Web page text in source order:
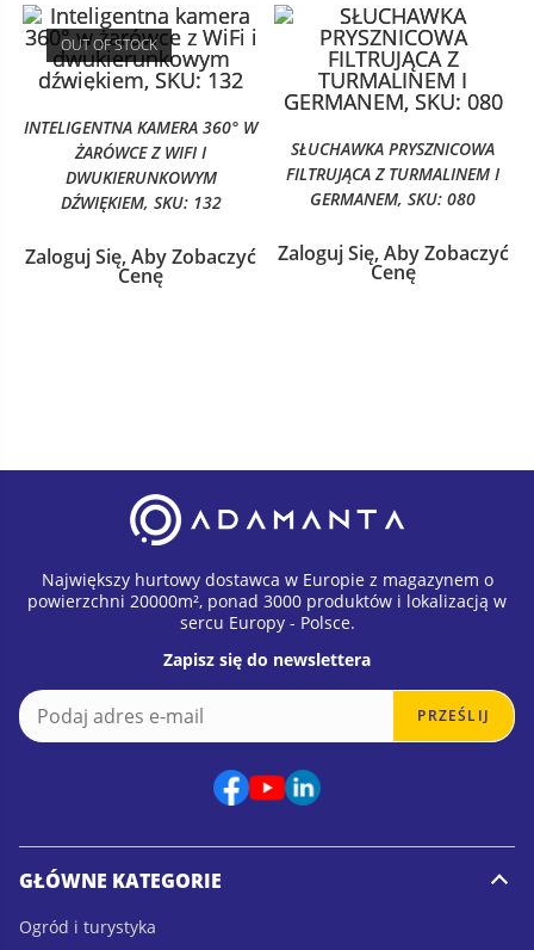
OUT OF STOCK
INTELIGENTNA KAMERA 360° W
ŻARÓWCE Z WIFI I
DWUKIERUNKOWYM
DŹWIĘKIEM, SKU: 132
Zaloguj Się, Aby Zobaczyć
Cenę
SŁUCHAWKA PRYSZNICOWA
FILTRUJĄCA Z TURMALINEM I
GERMANEM, SKU: 080
Zaloguj Się, Aby Zobaczyć
Cenę
Największy hurtowy dostawca w Europie z magazynem o
powierzchni 20000m², ponad 3000 produktów i lokalizacją w
sercu Europy - Polsce.
Zapisz się do newslettera
*
E
m
PRZEŚLIJ
GŁÓWNE KATEGORIE
Ogród i turystyka